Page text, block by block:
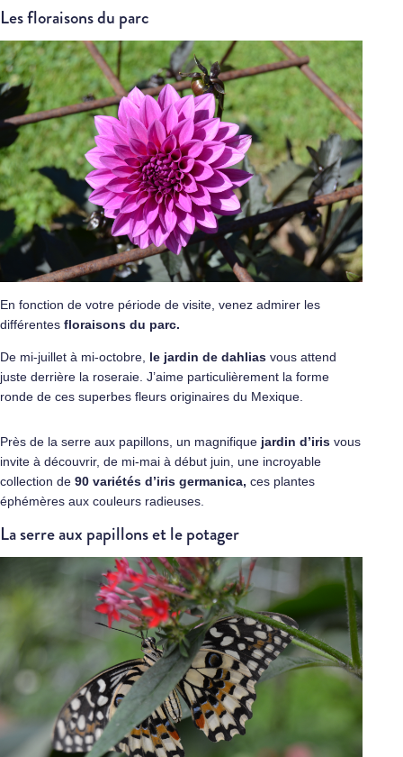
Les floraisons du parc
En fonction de votre période de visite, venez admirer les
différentes floraisons du parc.
De mi-juillet à mi-octobre, le jardin de dahlias vous attend
juste derrière la roseraie. J’aime particulièrement la forme
ronde de ces superbes fleurs originaires du Mexique.
Près de la serre aux papillons, un magnifique jardin d’iris vous
invite à découvrir, de mi-mai à début juin, une incroyable
collection de 90 variétés d’iris germanica, ces plantes
éphémères aux couleurs radieuses.
La serre aux papillons et le potager